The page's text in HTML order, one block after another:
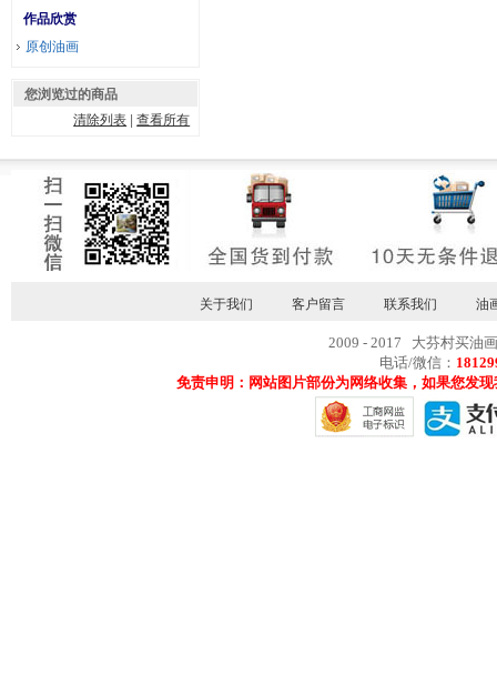
作品欣赏
原创油画
您浏览过的商品
清除列表 |查看所有
关于我们 客户留言 联系我们 油
2009 - 2017 大芬村买油
电话/微信：
免责申明：网站图片部份为网络收集，如果您发